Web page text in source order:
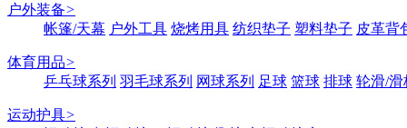
户外装备>
帐篷/天幕 户外工具 烧烤用具 纺织垫子 塑料垫子 皮革背
体育用品>
乒乓球系列 羽毛球系列 网球系列 足球 篮球 排球 轮滑/滑
运动护具>